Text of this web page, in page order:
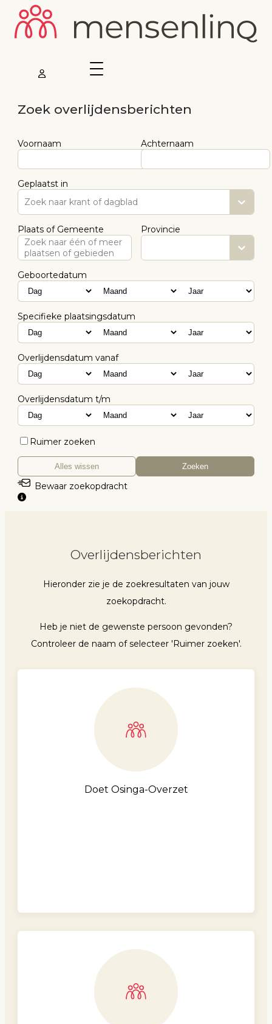
Zoek overlijdensberichten
Voornaam Achternaam
Geplaatst in
Zoek naar krant of dagblad
Plaats of Gemeente
Zoek naar één of meer
plaatsen of gebieden
Provincie
Geboortedatum
Specifieke plaatsingsdatum
Overlijdensdatum vanaf
Overlijdensdatum t/m
Ruimer zoeken
Alles wissen Zoeken
Bewaar zoekopdracht
Overlijdensberichten
Hieronder zie je de zoekresultaten van jouw
zoekopdracht.
Heb je niet de gewenste persoon gevonden?
Controleer de naam of selecteer 'Ruimer zoeken'.
Doet Osinga-Overzet